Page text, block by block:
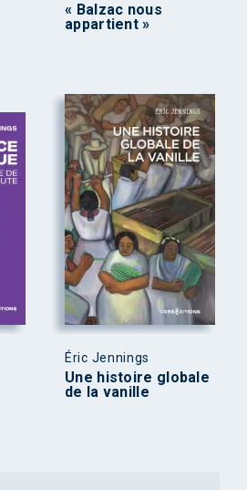
« Balzac nous
appartient »
Éric Jennings
Une histoire globale
de la vanille